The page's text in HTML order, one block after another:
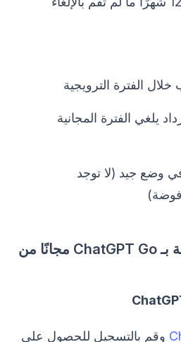
الفترة الترويجية
يلغي الفترة المجانية
وضع جيد (لا توجد
خطوة بخطوة: المطالبة بـ ChatGPT Go مجانًا من
وقم بالتسجيل للحصول على